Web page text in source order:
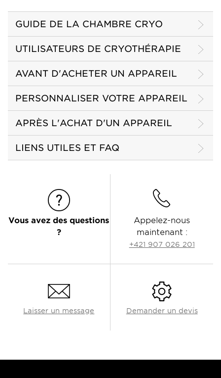
GUIDE DE LA CHAMBRE CRYO
UTILISATEURS DE CRYOTHÉRAPIE
AVANT D'ACHETER UN APPAREIL
PERSONNALISER VOTRE APPAREIL
APRÈS L'ACHAT D'UN APPAREIL
LIENS UTILES ET FAQ
Vous avez des questions
?
Appelez-nous
maintenant :
+421 907 026 201
Laisser un message Demander un devis